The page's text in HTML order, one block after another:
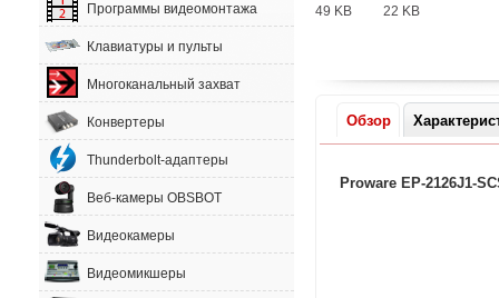
Программы видеомонтажа
Клавиатуры и пульты
Многоканальный захват
Конвертеры
Thunderbolt-адаптеры
Веб-камеры OBSBOT
Видеокамеры
Видеомикшеры
49 KB
22 KB
Обзор
Proware EP-2126J1-